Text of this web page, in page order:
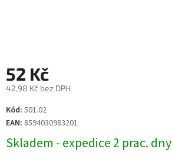
52 Kč
42,98 Kč bez DPH
Měrná
cena:
Kód: 501.02
EAN: 8594030983201
Skladem - expedice 2 prac. dny